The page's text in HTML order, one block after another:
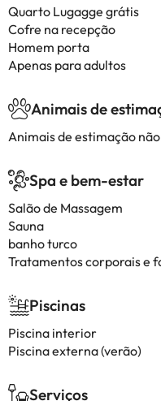
Quarto Lugagge grátis
Cofre na recepção
Homem porta
Apenas para adultos
Animais de
Animais de estimação
Spa e bem-estar
Salão de Massagem
Sauna
banho turco
Tratamentos corporais e
Piscinas
Piscina interior
Piscina externa (verão)
Serviços